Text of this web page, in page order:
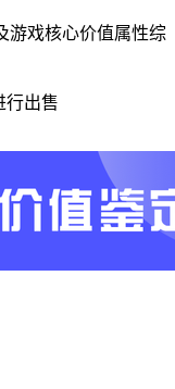
游戏核心价值属性综
行出售